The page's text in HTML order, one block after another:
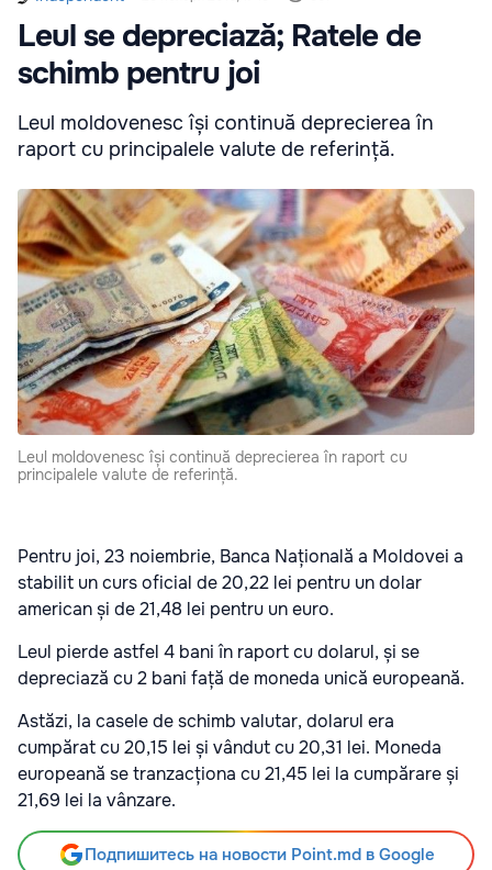
Leul se depreciază; Ratele de
schimb pentru joi
Leul moldovenesc își continuă deprecierea în
raport cu principalele valute de referință.
Leul moldovenesc își continuă deprecierea în raport cu
principalele valute de referință.
Pentru joi, 23 noiembrie, Banca Națională a Moldovei a
stabilit un curs oficial de 20,22 lei pentru un dolar
american și de 21,48 lei pentru un euro.
Leul pierde astfel 4 bani în raport cu dolarul, și se
depreciază cu 2 bani față de moneda unică europeană.
Astăzi, la casele de schimb valutar, dolarul era
cumpărat cu 20,15 lei și vândut cu 20,31 lei. Moneda
europeană se tranzacționa cu 21,45 lei la cumpărare și
21,69 lei la vânzare.
Подпишитесь на новости Point.md в Google